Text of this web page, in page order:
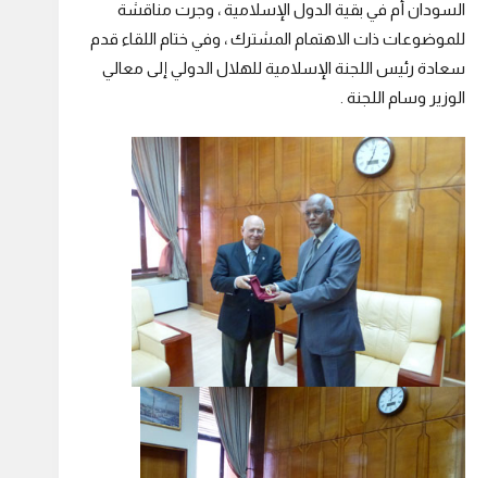
السودان أم في بقية الدول الإسلامية ، وجرت مناقشة
للموضوعات ذات الاهتمام المشترك ، وفي ختام اللقاء قدم
سعادة رئيس اللجنة الإسلامية للهلال الدولي إلى معالي
الوزير وسام اللجنة .